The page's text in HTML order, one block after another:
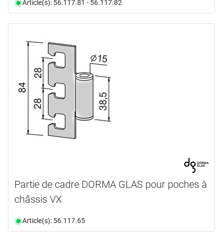
Article(s): 56.117.81 - 56.117.82
Partie de cadre DORMA GLAS pour poches à
châssis VX
Article(s): 56.117.65